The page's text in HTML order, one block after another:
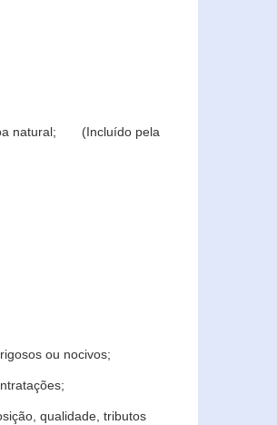
natural; (Incluído pela
ou nocivos;
qualidade, tributos